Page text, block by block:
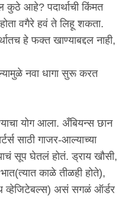
कुठे आहे? पदार्थाची किंमत
वगैरे हवं ते लिहू शकता.
हे फक्त खाण्याबद्दल नाही,
नवा धागा सुरू करत
योग आला. अँबियन्स छान
साठी गाजर-आल्याच्या
सूप घेतलं होतं. ड्राय खौसी,
काळे तीळही होते),
व्हेजिटेबल्स) असं सगळं ऑर्डर